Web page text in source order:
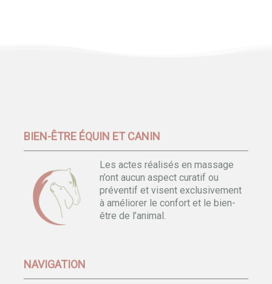
BIEN-ÊTRE ÉQUIN ET CANIN
Les actes réalisés en massage
n’ont aucun aspect curatif ou
préventif et visent exclusivement
à améliorer le confort et le bien-
être de l’animal.
NAVIGATION